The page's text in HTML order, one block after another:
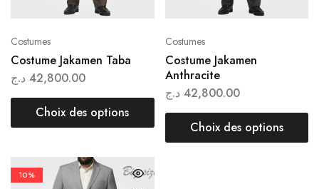
Costumes
Costume Jakamen Taba
42,800.00 د.ج
Choix des options
Costumes
Costume Jakamen
Anthracite
42,800.00 د.ج
Choix des options
10%